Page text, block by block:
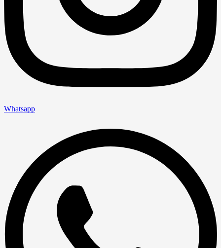
Whatsapp